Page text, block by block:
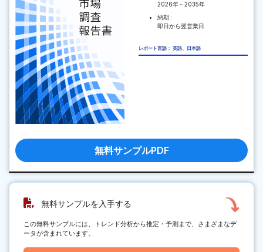
2026年～2035年
納期 :
即日から翌営業日
レポート言語： 英語、日本語
無料サンプルPDF
無料サンプルを入手する
この無料サンプルには、トレンド分析から推定・予測まで、さまざまなデ
ータが含まれています。